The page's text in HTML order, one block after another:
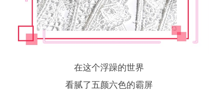
在这个浮躁的世界
看腻了五颜六色的霸屏